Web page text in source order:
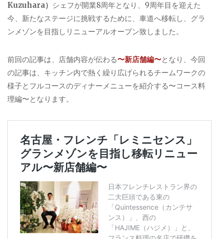
Kuzuhara） シェフが開業8周年となり、9周年目を迎えた
今、新たなステージに挑戦するために、車道へ移転し、グラ
ンメゾンを目指しリニューアルオープン致しました。
前回の記事は、店舗内容が伝わる〜新店舗編〜となり、今回
の記事は、キッチン内で熱く繰り広げられるチームワークの
様子とフルコースのディナーメニューを紹介する〜コース料
理編〜となります。